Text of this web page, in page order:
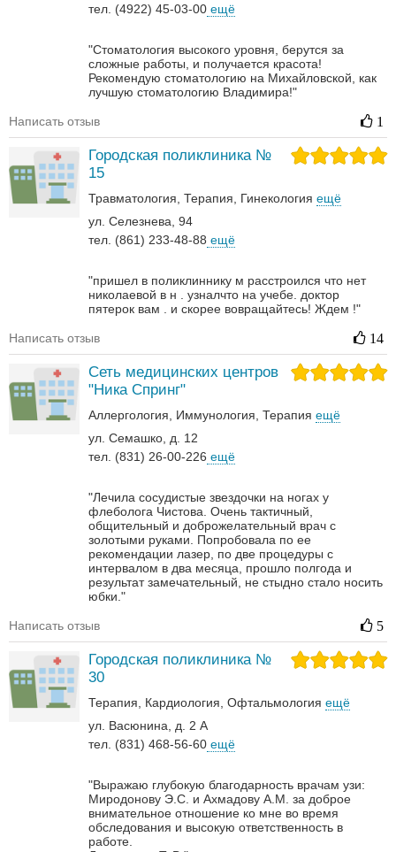
тел. (4922) 45-03-00 ещё
"Стоматология высокого уровня, берутся за
сложные работы, и получается красота!
Рекомендую стоматологию на Михайловской, как
лучшую стоматологию Владимира!"
Написать отзыв 1
Городская поликлиника №
15
Травматология Терапия Гинекология ещё
ул. Селезнева, 94
тел. (861) 233-48-88 ещё
"пришел в поликлиннику м расстроился что нет
николаевой в н . узналчто на учебе. доктор
пятерок вам . и скорее вовращайтесь! Ждем !"
Написать отзыв 14
Сеть медицинских центров
"Ника Спринг"
Аллергология Иммунология Терапия ещё
ул. Семашко, д. 12
тел. (831) 26-00-226 ещё
"Лечила сосудистые звездочки на ногах у
флеболога Чистова. Очень тактичный,
общительный и доброжелательный врач с
золотыми руками. Попробовала по ее
рекомендации лазер, по две процедуры с
интервалом в два месяца, прошло полгода и
результат замечательный, не стыдно стало носить
юбки."
Написать отзыв 5
Городская поликлиника №
30
Терапия Кардиология Офтальмология ещё
ул. Васюнина, д. 2 А
тел. (831) 468-56-60 ещё
"Выражаю глубокую благодарность врачам узи:
Миродонову Э.С. и Ахмадову А.М. за доброе
внимательное отношение ко мне во время
обследования и высокую ответственность в
работе.